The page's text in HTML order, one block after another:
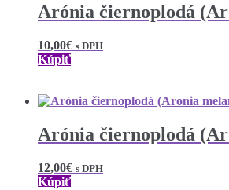
Arónia čiernoplodá
10,00€ s DPH
Kúpiť
Arónia čiernoplodá
12,00€ s DPH
Kúpiť